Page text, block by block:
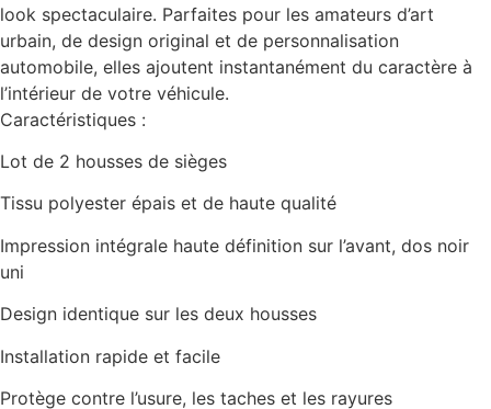
look spectaculaire. Parfaites pour les amateurs d’art
urbain, de design original et de personnalisation
automobile, elles ajoutent instantanément du caractère à
l’intérieur de votre véhicule.
Caractéristiques :
Lot de 2 housses de sièges
Tissu polyester épais et de haute qualité
Impression intégrale haute définition sur l’avant, dos noir
uni
Design identique sur les deux housses
Installation rapide et facile
Protège contre l’usure, les taches et les rayures